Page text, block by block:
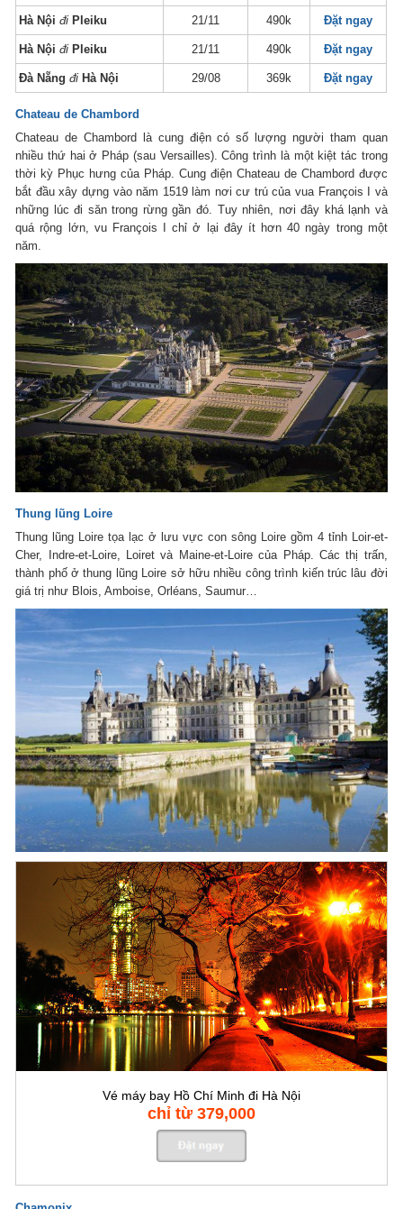
Hà Nộiđi Pleiku 21/11 490k Đặt ngay
Hà Nộiđi Pleiku 21/11 490k Đặt ngay
Đà Nẵngđi Hà Nội 29/08 369k Đặt ngay
Chateau de Chambord
Chateau de Chambord là cung điện có số lượng người tham quan
nhiều thứ hai ở Pháp (sau Versailles). Công trình là một kiệt tác trong
thời kỳ Phục hưng của Pháp. Cung điện Chateau de Chambord được
bắt đầu xây dựng vào năm 1519 làm nơi cư trú của vua François I và
những lúc đi săn trong rừng gần đó. Tuy nhiên, nơi đây khá lạnh và
quá rộng lớn, vu François I chỉ ở lại đây ít hơn 40 ngày trong một
năm.
Thung lũng Loire
Thung lũng Loire tọa lạc ở lưu vực con sông Loire gồm 4 tỉnh Loir-et-
Cher, Indre-et-Loire, Loiret và Maine-et-Loire của Pháp. Các thị trấn,
thành phố ở thung lũng Loire sở hữu nhiều công trình kiến trúc lâu đời
giá trị như Blois, Amboise, Orléans, Saumur…
Vé máy bay Hồ Chí Minh đi Hà Nội
chỉ từ 379,000